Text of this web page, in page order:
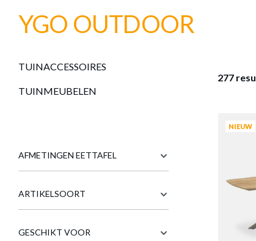
YGO OUTDOOR
TUINACCESSOIRES
TUINMEUBELEN
AFMETINGEN EETTAFEL
ARTIKELSOORT
GESCHIKT VOOR
277
NIEUW